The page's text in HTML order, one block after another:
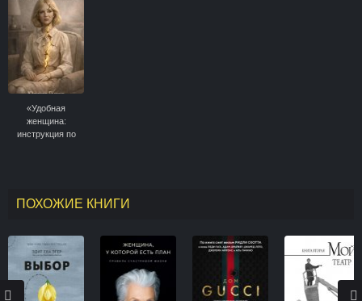
«Удобная
женщина:
инструкция по
ПОХОЖИЕ КНИГИ